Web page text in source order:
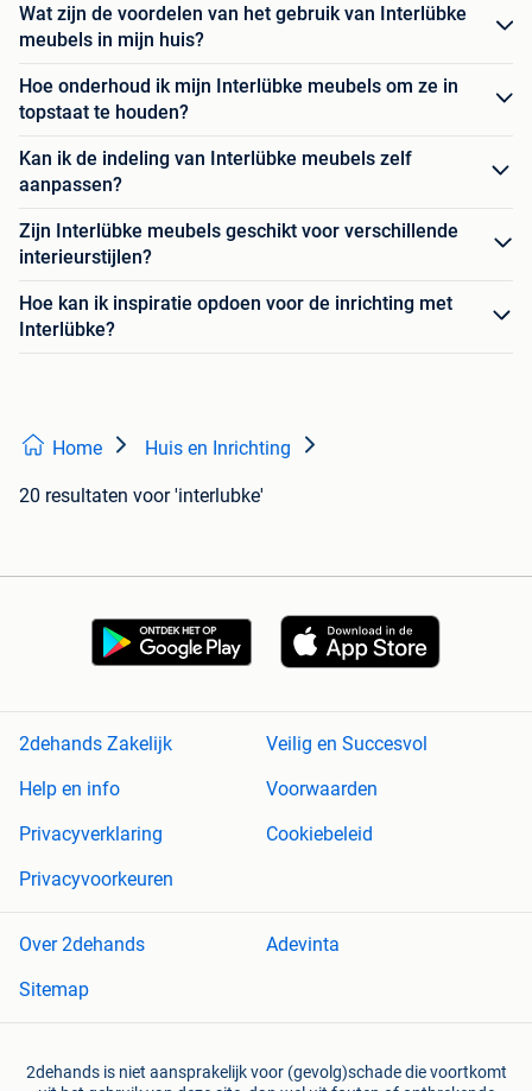
Wat zijn de voordelen van het gebruik van Interlübke
meubels in mijn huis?
Hoe onderhoud ik mijn Interlübke meubels om ze in
topstaat te houden?
Kan ik de indeling van Interlübke meubels zelf
aanpassen?
Zijn Interlübke meubels geschikt voor verschillende
interieurstijlen?
Hoe kan ik inspiratie opdoen voor de inrichting met
Interlübke?
Home Huis en Inrichting
20 resultaten voor 'interlubke'
2dehands Zakelijk
Veilig en Succesvol
Help en info
Voorwaarden
Privacyverklaring
Cookiebeleid
Privacyvoorkeuren
Over 2dehands
Adevinta
Sitemap
2dehands is niet aansprakelijk voor (gevolg)schade die voortkomt